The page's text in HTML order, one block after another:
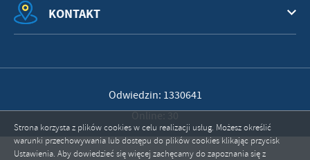
KONTAKT
Odwiedzin: 1330641
Online: 30
Strona korzysta z plików cookies w celu realizacji usług. Możesz określić
warunki przechowywania lub dostępu do plików cookies klikając przycisk
Ustawienia. Aby dowiedzieć się więcej zachęcamy do zapoznania się z